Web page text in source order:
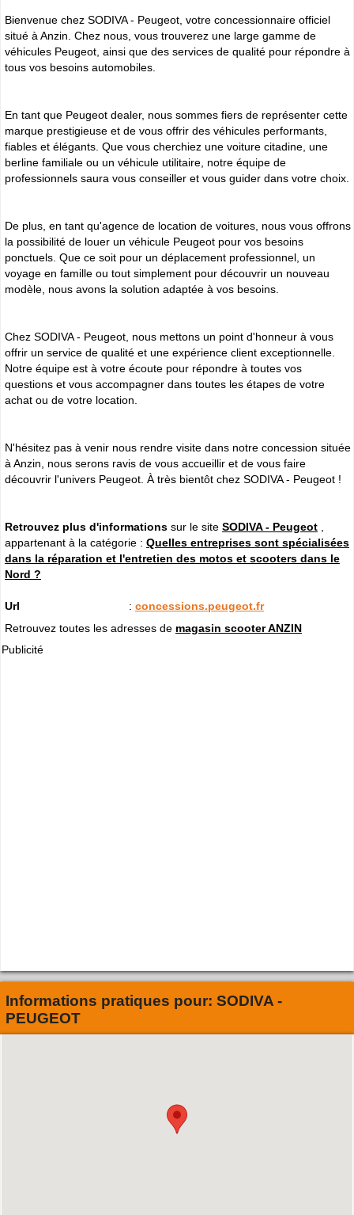
Bienvenue chez SODIVA - Peugeot, votre concessionnaire officiel
situé à Anzin. Chez nous, vous trouverez une large gamme de
véhicules Peugeot, ainsi que des services de qualité pour répondre à
tous vos besoins automobiles.
En tant que Peugeot dealer, nous sommes fiers de représenter cette
marque prestigieuse et de vous offrir des véhicules performants,
fiables et élégants. Que vous cherchiez une voiture citadine, une
berline familiale ou un véhicule utilitaire, notre équipe de
professionnels saura vous conseiller et vous guider dans votre choix.
De plus, en tant qu'agence de location de voitures, nous vous offrons
la possibilité de louer un véhicule Peugeot pour vos besoins
ponctuels. Que ce soit pour un déplacement professionnel, un
voyage en famille ou tout simplement pour découvrir un nouveau
modèle, nous avons la solution adaptée à vos besoins.
Chez SODIVA - Peugeot, nous mettons un point d'honneur à vous
offrir un service de qualité et une expérience client exceptionnelle.
Notre équipe est à votre écoute pour répondre à toutes vos
questions et vous accompagner dans toutes les étapes de votre
achat ou de votre location.
N'hésitez pas à venir nous rendre visite dans notre concession située
à Anzin, nous serons ravis de vous accueillir et de vous faire
découvrir l'univers Peugeot. À très bientôt chez SODIVA - Peugeot !
Retrouvez plus d'informations sur le site SODIVA - Peugeot
appartenant à la catégorie : Quelles entreprises sont spécialisées
dans la réparation et l'entretien des motos et scooters dans le
Nord ?
Url : concessions.peugeot.fr
Retrouvez toutes les adresses de magasin scooter ANZIN
Publicité
Informations pratiques pour: SODIVA -
PEUGEOT